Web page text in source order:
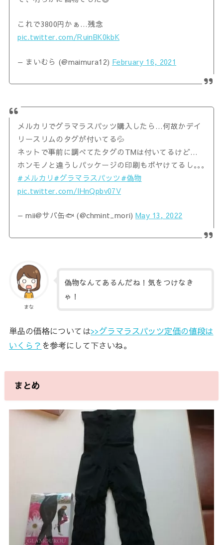
これで3800円かぁ…残念
pic.twitter.com/RuinBK0kbK
— まいむら (@maimura12) February 16, 2021
メルカリでグラマラスパッツ購入したら…何故かデイ
リースリムのタグが付いてる💦
ネットで事前に調べてたタグのTMは付いてるけど…
ホンモノと違うしパッケージの印刷もボヤけてるし｡｡｡
#メルカリ #グラマラスパッツ #偽物
pic.twitter.com/lHnQpbv07V
— mii@サバ缶🐟 (@chmint_mori)May 13, 2022
まな
偽物なんてあるんだね！気をつけなき
ゃ！
単品の価格については>>グラマラスパッツ定価の値段は
いくら？ を参考にして下さいね。
まとめ